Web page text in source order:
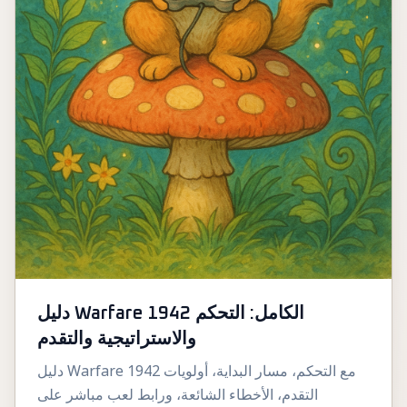
دليل Warfare 1942 الكامل: التحكم
والاستراتيجية والتقدم
دليل Warfare 1942 مع التحكم، مسار البداية، أولويات
التقدم، الأخطاء الشائعة، ورابط لعب مباشر على